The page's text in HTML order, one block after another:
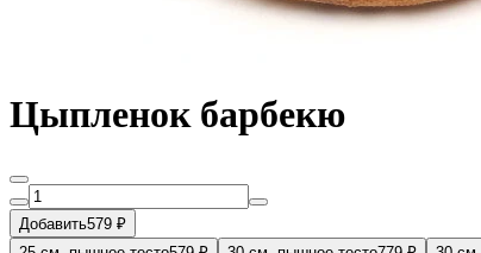
Цыпленок барбекю
Добавить579 ₽